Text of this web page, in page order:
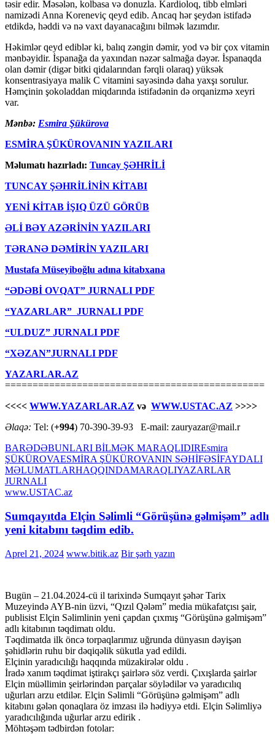
təsir edir. Məsələn, kolbasa və donuzla. Kardioloq, tibb elmləri
namizədi Anna Koreneviç qeyd edib. Ancaq hər şeydən istifadə
etdikdə, həddi və nə vaxt dayanacağını bilmək lazımdır.
Həkimlər qeyd ediblər ki, balıq zəngin dəmir, yod və bir çox vitamin
mənbəyidir. İspanağa da yaxından nəzər salmağa dəyər. İspanaqda
olan dəmir (digər bitki qidalarından fərqli olaraq) yüksək
konsentrasiyaya malik C vitamini sayəsində daha yaxşı sorulur.
Həmçinin şokoladdan miqdarında istifadənin də orqanizmə xeyri
var.
Mənbə: Esmira Şükürova
ESMİRA ŞÜKÜROVANIN YAZILARI
Məlumatı hazırladı: Tuncay ŞƏHRİLİ
TUNCAY ŞƏHRİLİNİN KİTABI
YENİ KİTAB İŞIQ ÜZÜ GÖRÜB
ƏLİ BƏY AZƏRİNİN YAZILARI
TƏRANƏ DƏMİRİN YAZILARI
Mustafa Müseyiboğlu adına kitabxana
“ƏDƏBİ OVQAT” JURNALI PDF
“YAZARLAR” JURNALI PDF
“ULDUZ” JURNALI PDF
“XƏZAN”JURNALI PDF
YAZARLAR.AZ
===============================================
<<<< WWW.YAZARLAR.AZ və WWW.USTAC.AZ >>>>
Əlaqə: Tel: (+994) 70-390-39-93 E-mail: zauryazar@mail.r
BARƏDƏBUNLARI BİLMƏK MARAQLIDIREsmira
ŞÜKÜROVAESMİRA ŞÜKÜROVANIN SƏHİFƏSİFAYDALI
MƏLUMATLARHAQQINDAMARAQLIYAZARLAR
JURNALI
www.USTAC.az
Sumqayıtda Elçin Səlimli “Görüşünə gəlmişəm” adlı
yeni kitabını təqdim edib.
Aprel 21, 2024 www.bitik.az Bir şərh yazın
Bugün – 21.04.2024-cü il tarixində Sumqayıt şəhər Tarix
Muzeyində AYB-nin üzvi, “Qızıl Qələm” media mükafatçısı şair,
publisist Elçin Səlimlinin yeni çapdan çıxmış “Görüşünə gəlmişəm”
adlı kitabının təqdimatı oldu.
Təqdimatda ilk öncə torpaqlarımız uğrunda dünyasın dəyişən
şəhidlərin ruhu bir dəqiqəlik sükutla yad edildi.
Elçinin yaradıcılığı haqqında müzakirələr oldu .
İradə xanım təqdimat iştirakçı şairlərə söz verdi. Çıxışlarda şairlər
Elçin müəllimin şeirlərindən parçalar söylədilər və yaradıcılıq
uğurları arzu etdilər. Elçin Səlimli “Görüşünə gəlmişəm” adlı
kitabını gələn qonaqlara öz imzası ilə hədiyyə etdi. Elçin Səlimliyə
yaradıcılığında uğurlar arzu edirik .
Möhtəşəm tədbirdən fotolar: